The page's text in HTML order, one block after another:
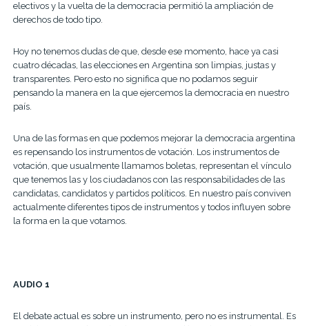
electivos y la vuelta de la democracia permitió la ampliación de
derechos de todo tipo.
Hoy no tenemos dudas de que, desde ese momento, hace ya casi
cuatro décadas, las elecciones en Argentina son limpias, justas y
transparentes. Pero esto no significa que no podamos seguir
pensando la manera en la que ejercemos la democracia en nuestro
país.
Una de las formas en que podemos mejorar la democracia argentina
es repensando los instrumentos de votación. Los instrumentos de
votación, que usualmente llamamos boletas, representan el vínculo
que tenemos las y los ciudadanos con las responsabilidades de las
candidatas, candidatos y partidos políticos. En nuestro país conviven
actualmente diferentes tipos de instrumentos y todos influyen sobre
la forma en la que votamos.
AUDIO 1
El debate actual es sobre un instrumento, pero no es instrumental. Es